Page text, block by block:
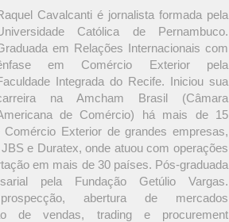
Cavalcanti é jornalista formada pela
Católica de Pernambuco.
em Relações Internacionais com
em Comércio Exterior pela
Integrada do Recife. Iniciou sua
na Amcham Brasil (Câmara
de Comércio) há mais de 15
Exterior de grandes empresas,
e Duratex, onde atuou com operações
em mais de 30 países. Pós-graduada
pela Fundação Getúlio Vargas.
abertura de mercados
de vendas, trading e procurement